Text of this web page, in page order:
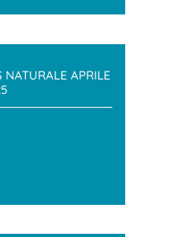
NATURALE APRILE